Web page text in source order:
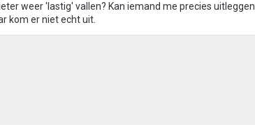
weer 'lastig' vallen? Kan iemand me precies
kom er niet echt uit.